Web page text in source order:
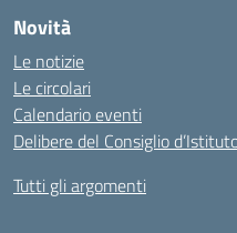
Novità
Le notizie
Le circolari
Calendario eventi
Delibere del Consiglio
Tutti gli argomenti